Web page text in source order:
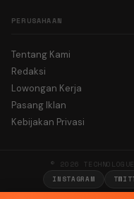
PERUSAHAAN
Tentang Kami
Redaksi
Lowongan Kerja
Pasang Iklan
Kebijakan Privasi
© 2026
INSTAGRAM